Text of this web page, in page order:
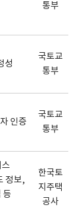
통부
성
국토교
통부
인증
국토교
통부
정보,
등
한국토
지주택
공사